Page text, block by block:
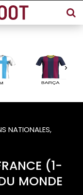
NATIONALES,
(1-
MONDE